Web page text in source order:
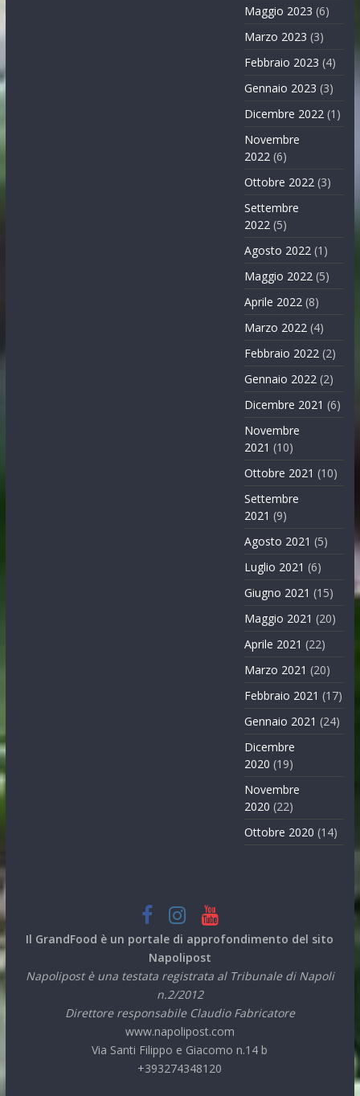
Maggio 2023 (6)
Marzo 2023 (3)
Febbraio 2023 (4)
Gennaio 2023 (3)
Dicembre 2022 (1)
Novembre
2022 (6)
Ottobre 2022 (3)
Settembre
2022 (5)
Agosto 2022 (1)
Maggio 2022 (5)
Aprile 2022 (8)
Marzo 2022 (4)
Febbraio 2022 (2)
Gennaio 2022 (2)
Dicembre 2021 (6)
Novembre
2021 (10)
Ottobre 2021 (10)
Settembre
2021 (9)
Agosto 2021 (5)
Luglio 2021 (6)
Giugno 2021 (15)
Maggio 2021 (20)
Aprile 2021 (22)
Marzo 2021 (20)
Febbraio 2021 (17)
Gennaio 2021 (24)
Dicembre
2020 (19)
Novembre
2020 (22)
Ottobre 2020 (14)
Il GrandFood è un portale di approfondimento del sito
Napolipost
Napolipost è una testata registrata al Tribunale di Napoli
n.2/2012
Direttore responsabile Claudio Fabricatore
www.napolipost.com
Via Santi Filippo e Giacomo n.14 b
+393274348120